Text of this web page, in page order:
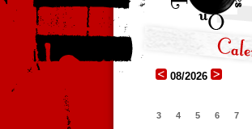
08/2026
3
4 5 6 7